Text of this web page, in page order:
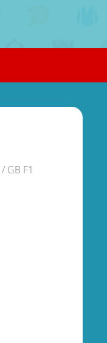
/ GB F1